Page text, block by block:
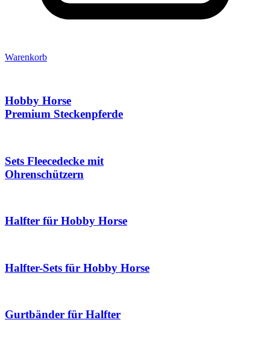
Warenkorb
Hobby Horse
Premium Steckenpferde
Sets Fleecedecke mit
Ohrenschützern
Halfter für Hobby Horse
Halfter-Sets für Hobby Horse
Gurtbänder für Halfter